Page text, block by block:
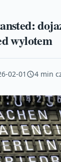
wylotem
02-01 4 min